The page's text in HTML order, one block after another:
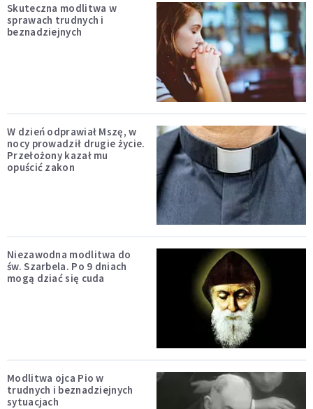
Skuteczna modlitwa w
sprawach trudnych i
beznadziejnych
W dzień odprawiał Mszę, w
nocy prowadził drugie życie.
Przełożony kazał mu
opuścić zakon
Niezawodna modlitwa do
św. Szarbela. Po 9 dniach
mogą dziać się cuda
Modlitwa ojca Pio w
trudnych i beznadziejnych
sytuacjach